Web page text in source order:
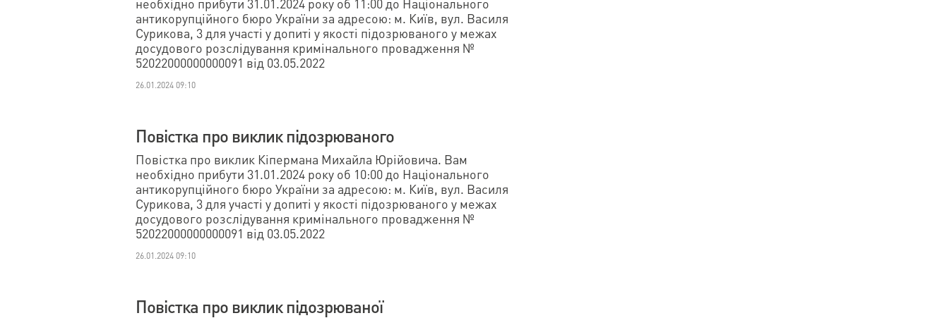
антикорупційного бюро України за адресою: м. Київ, вул. Василя
Сурикова, 3 для участі у допиті у якості підозрюваного у межах
досудового розслідування кримінального провадження №
52022000000000091 від 03.05.2022
26.01.2024 09:10
Повістка про виклик підозрюваного
Повістка про виклик Кіпермана Михайла Юрійовича. Вам
необхідно прибути 31.01.2024 року об 10:00 до Національного
антикорупційного бюро України за адресою: м. Київ, вул. Василя
Сурикова, 3 для участі у допиті у якості підозрюваного у межах
досудового розслідування кримінального провадження №
52022000000000091 від 03.05.2022
26.01.2024 09:10
Повістка про виклик підозрюваної